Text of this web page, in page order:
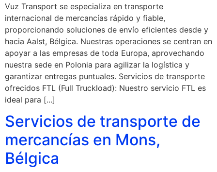
Vuz Transport se especializa en transporte
internacional de mercancías rápido y fiable,
proporcionando soluciones de envío eficientes desde y
hacia Aalst, Bélgica. Nuestras operaciones se centran en
apoyar a las empresas de toda Europa, aprovechando
nuestra sede en Polonia para agilizar la logística y
garantizar entregas puntuales. Servicios de transporte
ofrecidos FTL (Full Truckload): Nuestro servicio FTL es
ideal para [...]
Servicios de transporte de
mercancías en Mons,
Bélgica